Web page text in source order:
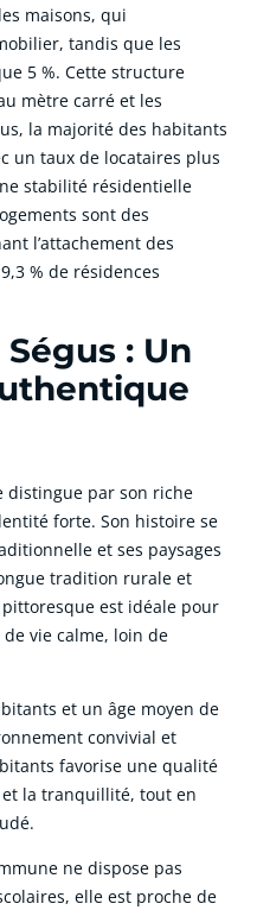
maisons, qui
tandis que les
5 %. Cette structure
mètre carré et les
la majorité des habitants
un taux de locataires plus
stabilité résidentielle
sont des
l’attachement des
% de résidences
: Un
distingue par son riche
forte. Son histoire se
et ses paysages
tradition rurale et
est idéale pour
vie calme, loin de
et un âge moyen de
convivial et
favorise une qualité
la tranquillité, tout en
ne dispose pas
elle est proche de